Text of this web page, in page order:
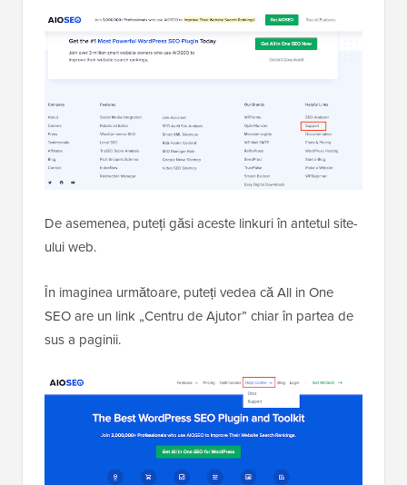
De asemenea, puteți găsi aceste linkuri în antetul site-
ului web.
În imaginea următoare, puteți vedea că All in One
SEO are un link „Centru de Ajutor” chiar în partea de
sus a paginii.